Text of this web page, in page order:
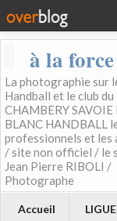
à la
La photographie sur
Handball et le club du
CHAMBERY
BLANC HANDBALL
professionnels et les
/ site non officiel / le
Jean Pierre RIBOLI /
Photographe
Accueil